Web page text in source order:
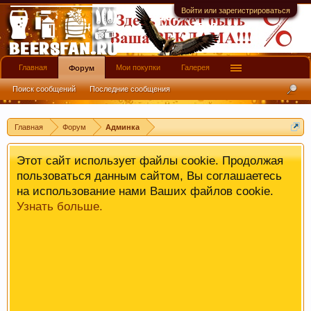
Войти или зарегистрироваться
Главная Форум Админка
имеют информационной ценности! СПАСИБО
Этот сайт использует файлы cookie. Продолжая
пользоваться данным сайтом, Вы соглашаетесь
на использование нами Ваших файлов cookie.
Узнать больше.
Главная Форум
Поиск сообщений Последние сообщения
Мои покупки Галерея